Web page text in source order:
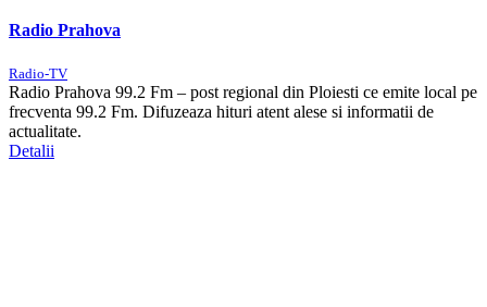
Radio Prahova
Radio-TV
Radio Prahova 99.2 Fm – post regional din Ploiesti ce emite local pe
frecventa 99.2 Fm. Difuzeaza hituri atent alese si informatii de
actualitate.
Detalii